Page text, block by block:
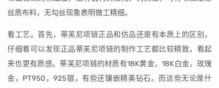
丝质布料，无勾丝现象表明做工精细。
看工艺。首先，蒂芙尼项链正品和仿品还是有本质上的区别，
仔细看可以发现正品蒂芙尼项链的制作工艺都比较精致，看起
来也更有质感。蒂芙尼项链的材质有18K黄金，18K白金，玫瑰
金，PT950，925银，有些还镶嵌精美钻石。而这些无论是什